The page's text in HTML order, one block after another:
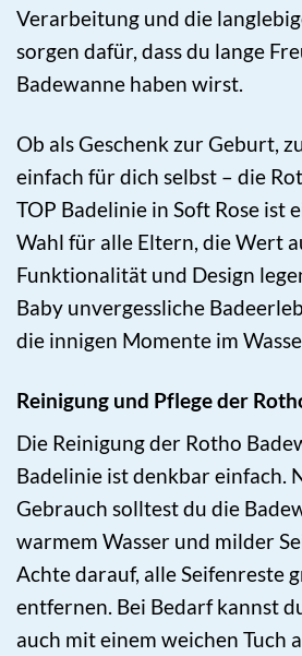
Verarbeitung und die
sorgen dafür, dass du lange
Badewanne haben wirst.
Ob als Geschenk zur Geburt,
einfach für dich selbst – die
TOP Badelinie in Soft Rose ist
Wahl für alle Eltern, die Wert
Funktionalität und Design
Baby unvergessliche
die innigen Momente im
Reinigung und Pflege der
Die Reinigung der Rotho
Badelinie ist denkbar einfach.
Gebrauch solltest du die
warmem Wasser und milder
Achte darauf, alle Seifenreste
entfernen. Bei Bedarf kannst
auch mit einem weichen Tuch